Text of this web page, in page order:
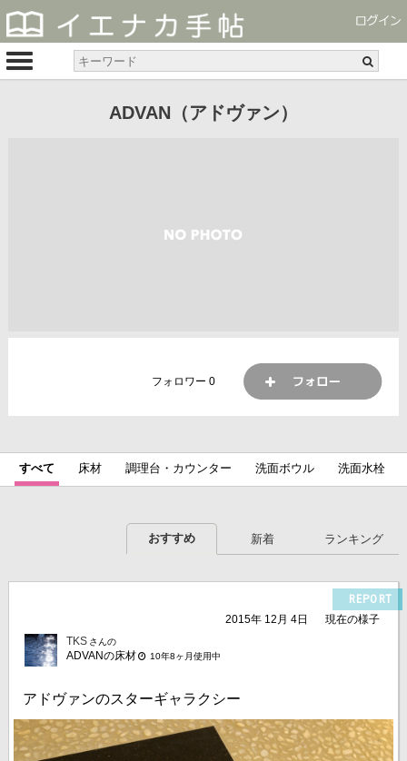
ADVAN（アドヴァン）
フォロワー0
すべて 床材 調理台・カウンター 洗面ボウル 洗面水栓
おすすめ 新着 ランキング
REPORT
2015年 12月 4日
現在の様子
TKS さんの
ADVANの床材 10年8ヶ月使用中
アドヴァンのスターギャラクシー